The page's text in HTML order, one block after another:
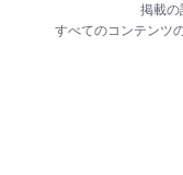
掲載の
すべてのコンテンツ